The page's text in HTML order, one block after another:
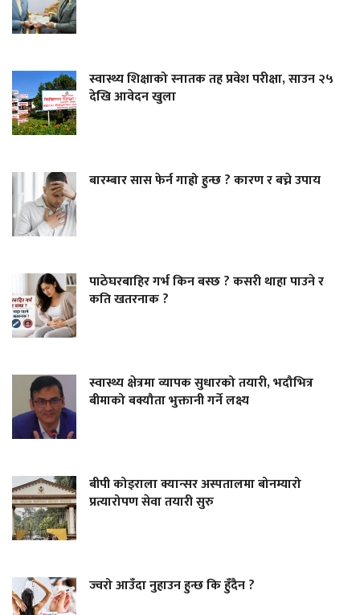
स्वास्थ्य शिक्षाको स्नातक तह प्रवेश परीक्षा, साउन २५
देखि आवेदन खुला
बारम्बार सास फेर्न गाह्रो हुन्छ ? कारण र बच्ने उपाय
पाठेघरबाहिर गर्भ किन बस्छ ? कसरी थाहा पाउने र
कति खतरनाक ?
स्वास्थ्य क्षेत्रमा व्यापक सुधारको तयारी, भदौभित्र
बीमाको बक्यौता भुक्तानी गर्ने लक्ष्य
बीपी कोइराला क्यान्सर अस्पतालमा बोनम्यारो
प्रत्यारोपण सेवा तयारी सुरु
ज्वरो आउँदा नुहाउन हुन्छ कि हुँदैन ?